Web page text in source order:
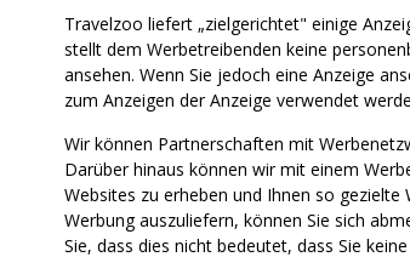
Travelzoo liefert „zielgerichtet" einige
stellt dem Werbetreibenden keine
ansehen. Wenn Sie jedoch eine Anzeige
zum Anzeigen der Anzeige verwendet
Wir können Partnerschaften mit
Darüber hinaus können wir mit einem
Websites zu erheben und Ihnen so
Werbung auszuliefern, können Sie sich
Sie, dass dies nicht bedeutet, dass Sie